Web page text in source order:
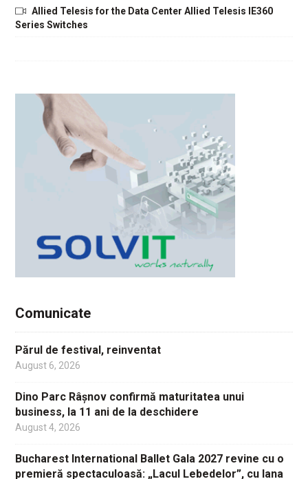
Allied Telesis for the Data Center Allied Telesis IE360
Series Switches
Comunicate
Părul de festival, reinventat
August 6, 2026
Dino Parc Râșnov confirmă maturitatea unui
business, la 11 ani de la deschidere
August 4, 2026
Bucharest International Ballet Gala 2027 revine cu o
premieră spectaculoasă: „Lacul Lebedelor”, cu Iana